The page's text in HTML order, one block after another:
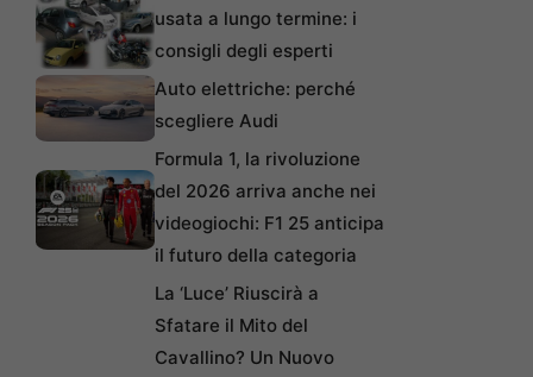
usata a lungo termine: i
consigli degli esperti
Auto elettriche: perché
scegliere Audi
Formula 1, la rivoluzione
del 2026 arriva anche nei
videogiochi: F1 25 anticipa
il futuro della categoria
La ‘Luce’ Riuscirà a
Sfatare il Mito del
Cavallino? Un Nuovo